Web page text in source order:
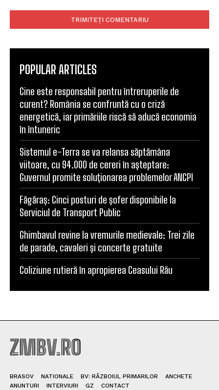
POPULAR ARTICLES
Cine este responsabil pentru întreruperile de
curent? România se confruntă cu o criză
energetică, iar primăriile riscă să aducă economia
în întuneric
Sistemul e-Terra se va relansa săptămâna
viitoare, cu 94.000 de cereri în așteptare:
Guvernul promite soluționarea problemelor ANCPI
Făgăraș: Cinci posturi de șofer disponibile la
Serviciul de Transport Public
Ghimbavul revine la vremurile medievale: Trei zile
de parade, cavaleri și concerte gratuite
Coliziune rutieră în apropierea Ceasului Rău
ZMBV.RO
BRASOV NATIONALE BV: RĂZBOIUL PRIMARILOR
ANCHETE
ANUNTURI
INTERVIURI GZ CONTACT